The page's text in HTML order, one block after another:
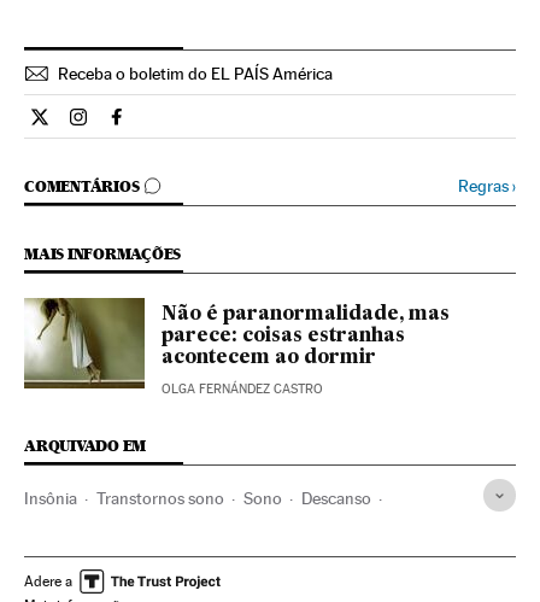
Receba o boletim do EL PAÍS América
Estilo El País Brasil en Twitter
Estilo El País Brasil en Instagram
Estilo El País Brasil en Facebook
COMENTÁRIOS
COMENTÁRIOS Regras›
MAIS INFORMAÇÕES
Não é paranormalidade, mas
parece: coisas estranhas
acontecem ao dormir
OLGA FERNÁNDEZ CASTRO
ARQUIVADO EM
Insônia Transtornos sono Sono Descanso
Saúde Biologia Ciências naturais
Adere a